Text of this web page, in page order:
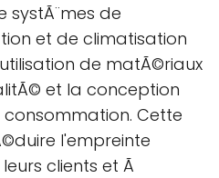
de
et de climatisation
de matÃ©riaux
et la conception
Cette
l'empreinte
clients et Ã